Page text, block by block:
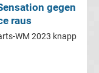
gegen
raus
WM 2023 knapp